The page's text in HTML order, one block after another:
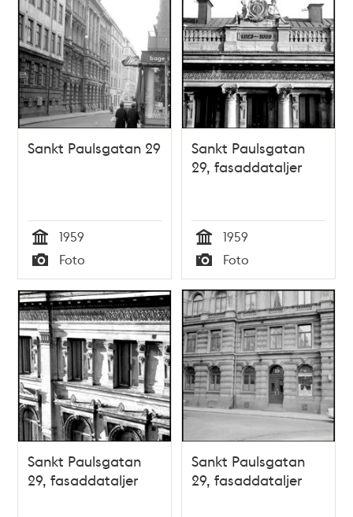
Sankt Paulsgatan 29
Tid
1959
Typ
Foto
Sankt Paulsgatan
29, fasaddataljer
Tid
1959
Typ
Foto
Sankt Paulsgatan
29, fasaddataljer
Sankt Paulsgatan
29, fasaddataljer